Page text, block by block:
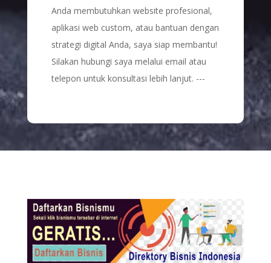
Anda membutuhkan website profesional,
aplikasi web custom, atau bantuan dengan
strategi digital Anda, saya siap membantu!
Silakan hubungi saya melalui email atau
telepon untuk konsultasi lebih lanjut. ---